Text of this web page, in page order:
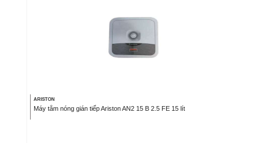
ARISTON
Máy tắm nóng gián tiếp Ariston AN2 15 B 2.5 FE 15 lít